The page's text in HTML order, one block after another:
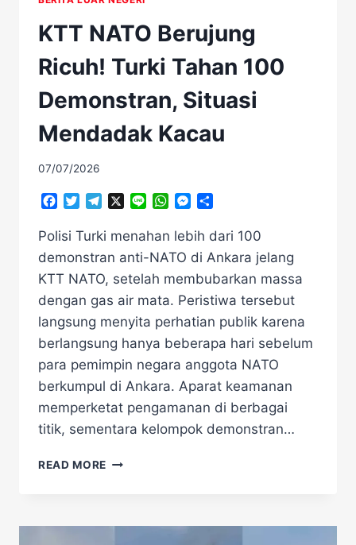
KTT NATO Berujung
Ricuh! Turki Tahan 100
Demonstran, Situasi
Mendadak Kacau
07/07/2026
Facebook
TwitterTelegramLine WhatsAppMessenger
Polisi Turki menahan lebih dari 100
demonstran anti-NATO di Ankara jelang
KTT NATO, setelah membubarkan massa
dengan gas air mata. Peristiwa tersebut
langsung menyita perhatian publik karena
berlangsung hanya beberapa hari sebelum
para pemimpin negara anggota NATO
berkumpul di Ankara. Aparat keamanan
memperketat pengamanan di berbagai
titik, sementara kelompok demonstran…
READ MORE KTT
TURKI